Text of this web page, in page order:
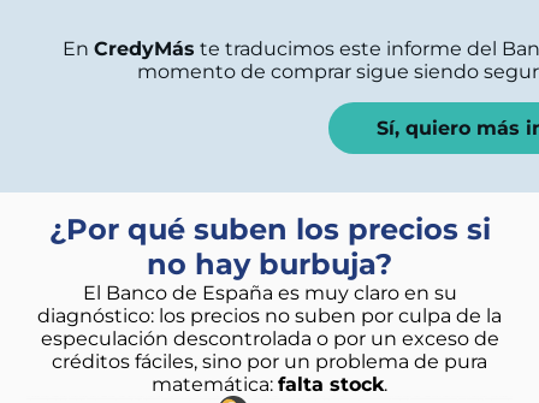
En CredyMás te traducimos este informe del
momento de comprar sigue siendo
Sí, quiero más
¿Por qué suben los precios si
no hay burbuja?
El Banco de España es muy claro en su
diagnóstico: los precios no suben por culpa de la
especulación descontrolada o por un exceso de
créditos fáciles, sino por un problema de pura
matemática: falta stock.